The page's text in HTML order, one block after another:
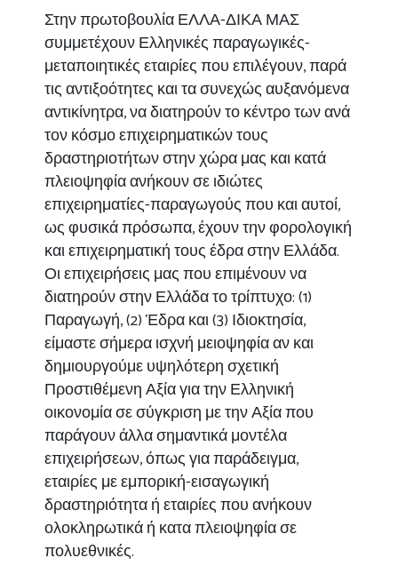
Στην πρωτοβουλία ΕΛΛΑ-ΔΙΚΑ ΜΑΣ
συμμετέχουν Ελληνικές παραγωγικές-
μεταποιητικές εταιρίες που επιλέγουν, παρά
τις αντιξοότητες και τα συνεχώς αυξανόμενα
αντικίνητρα, να διατηρούν το κέντρο των ανά
τον κόσμο επιχειρηματικών τους
δραστηριοτήτων στην χώρα μας και κατά
πλειοψηφία ανήκουν σε ιδιώτες
επιχειρηματίες-παραγωγούς που και αυτοί,
ως φυσικά πρόσωπα, έχουν την φορολογική
και επιχειρηματική τους έδρα στην Ελλάδα.
Οι επιχειρήσεις μας που επιμένουν να
διατηρούν στην Ελλάδα το τρίπτυχο: (1)
Παραγωγή, (2) Έδρα και (3) Ιδιοκτησία,
είμαστε σήμερα ισχνή μειοψηφία αν και
δημιουργούμε υψηλότερη σχετική
Προστιθέμενη Αξία για την Ελληνική
οικονομία σε σύγκριση με την Αξία που
παράγουν άλλα σημαντικά μοντέλα
επιχειρήσεων, όπως για παράδειγμα,
εταιρίες με εμπορική-εισαγωγική
δραστηριότητα ή εταιρίες που ανήκουν
ολοκληρωτικά ή κατα πλειοψηφία σε
πολυεθνικές.